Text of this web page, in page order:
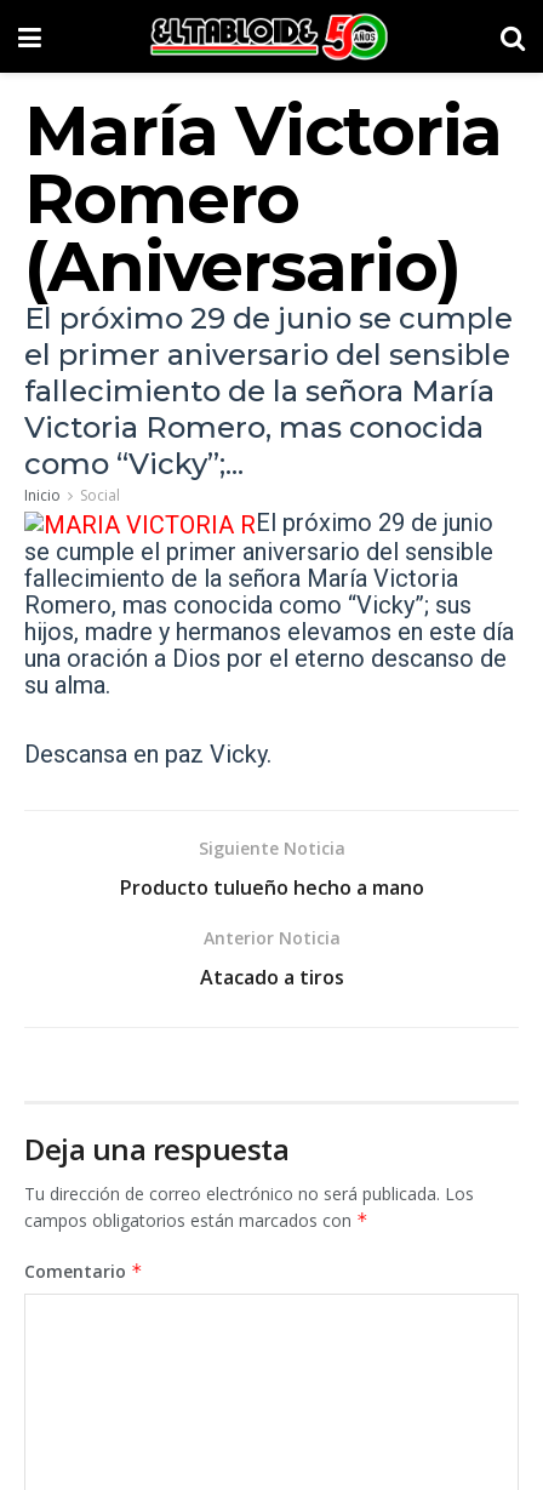
María Victoria
Romero
(Aniversario)
El próximo 29 de junio se cumple
el primer aniversario del sensible
fallecimiento de la señora María
Victoria Romero, mas conocida
como “Vicky”;...
Inicio Social
El próximo 29 de junio
se cumple el primer aniversario del sensible
fallecimiento de la señora María Victoria
Romero, mas conocida como “Vicky”; sus
hijos, madre y hermanos elevamos en este día
una oración a Dios por el eterno descanso de
su alma.
Descansa en paz Vicky.
Siguiente Noticia
Producto tulueño hecho a mano
Anterior Noticia
Atacado a tiros
Deja una respuesta
Tu dirección de correo electrónico no será publicada. Los
campos obligatorios están marcados con *
Comentario *